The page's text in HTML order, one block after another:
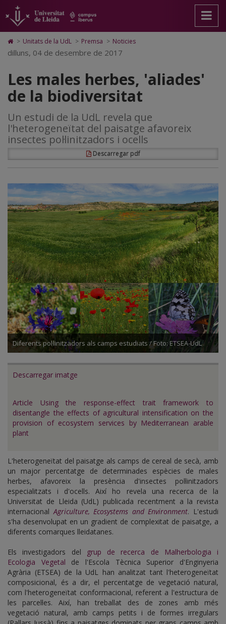
Les
males
herbes,
'aliades'
de
la
biodiversitat
pàgina
principal.
Universitat
Lleida
contingut
principal
Mapa
Web.
Universitat
Cerca
Accessibilitat.
Universitat
Lleida
Icono
de
Home
a
la
página
inicio
> Unitats de la UdL > Premsa > Noticies
dilluns, 04 de desembre de 2017
Les males herbes, 'aliades'
de la biodiversitat
Un estudi de la UdL revela que
l'heterogeneïtat del paisatge afavoreix
insectes pol·linitzadors i ocells
Descarregar pdf
Diferents pol·linitzadors als camps estudiats / Foto: ETSEA-UdL
Descarregar imatge
Article Using the response-effect trait framework to
disentangle the effects of agricultural intensification on the
provision of ecosystem services by Mediterranean arable
plant
L'heterogeneïtat del paisatge als camps de cereal de secà, amb
un major percentatge de determinades espècies de males
herbes, afavoreix la presència d'insectes pol·linitzadors
especialitzats i d'ocells. Així ho revela una recerca de la
Universitat de Lleida (UdL) publicada recentment a la revista
internacionalAgriculture, Ecosystems and Environment. L'estudi
s'ha desenvolupat en un gradient de complexitat de paisatge, a
diferents comarques lleidatanes.
Els investigadors del
grup de recerca de Malherbologia i
Ecologia Vegetal de l'Escola Tècnica Superior d'Enginyeria
Agrària (ETSEA) de la UdL han analitzat tant l'heterogeneïtat
composicional, és a dir, el percentatge de vegetació natural,
com l'heterogeneïtat conformacional, referent a l'estructura de
les parcel·les. Així, han treballat des de zones amb més
vegetació natural, amb camps petits i de formes irregulars